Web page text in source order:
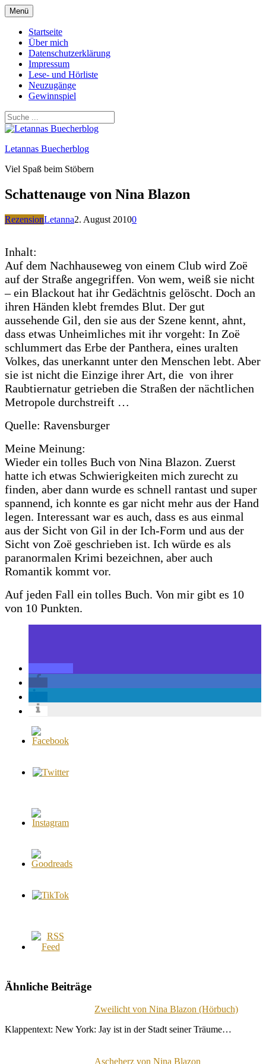
Zum
Inhalt
springen
Menü
Startseite
Über mich
Datenschutzerklärung
Impressum
Lese- und Hörliste
Neuzugänge
Gewinnspiel
Letannas Buecherblog
Viel Spaß beim Stöbern
Schattenauge von Nina Blazon
RezensionLetanna2. August 20100
Inhalt:
Auf dem Nachhauseweg von einem Club wird Zoë
auf der Straße angegriffen. Von wem, weiß sie nicht
– ein Blackout hat ihr Gedächtnis gelöscht. Doch an
ihren Händen klebt fremdes Blut. Der gut
aussehende Gil, den sie aus der Szene kennt, ahnt,
dass etwas Unheimliches mit ihr vorgeht: In Zoë
schlummert das Erbe der Panthera, eines uralten
Volkes, das unerkannt unter den Menschen lebt. Aber
sie ist nicht die Einzige ihrer Art, die von ihrer
Raubtiernatur getrieben die Straßen der nächtlichen
Metropole durchstreift …
Quelle: Ravensburger
Meine Meinung:
Wieder ein tolles Buch von Nina Blazon. Zuerst
hatte ich etwas Schwierigkeiten mich zurecht zu
finden, aber dann wurde es schnell rantast und super
spannend, ich konnte es gar nicht mehr aus der Hand
legen. Interessant war es auch, dass es aus einmal
aus der Sicht von Gil in der Ich-Form und aus der
Sicht von Zoë geschrieben ist. Ich würde es als
paranormalen Krimi bezeichnen, aber auch
Romantik kommt vor.
Auf jeden Fall ein tolles Buch. Von mir gibt es 10
von 10 Punkten.
Ähnliche Beiträge
Zweilicht von Nina Blazon (Hörbuch)
Klappentext: New York: Jay ist in der Stadt seiner Träume…
Ascheherz von Nina Blazon